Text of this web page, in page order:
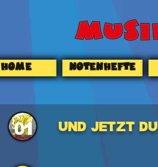
HOME NOTENHEFTE
01 UND JETZT DU